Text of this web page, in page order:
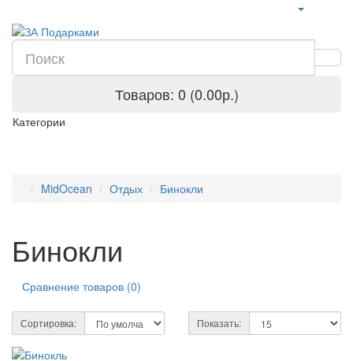
Товаров: 0 (0.00р.)
Категории
MidOcean Отдых Бинокли
Бинокли
Сравнение товаров (0)
Сортировка: Показать: